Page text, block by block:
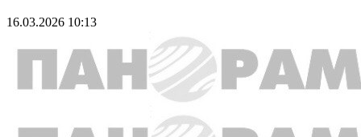
16.03.2026 10:13